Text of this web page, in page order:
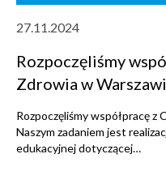
27.11.2024
Rozpoczęliśmy
Zdrowia w
Rozpoczęliśmy współpracę
Naszym zadaniem jest
edukacyjnej dotyczącej…